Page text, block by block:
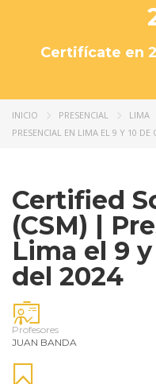
Certifícate en
INICIO PRESENCIAL LIMA
PRESENCIAL EN LIMA EL 9 Y 10 DE
Certified
(CSM) |
Lima el 9
del 2024
Profesores
JUAN BANDA